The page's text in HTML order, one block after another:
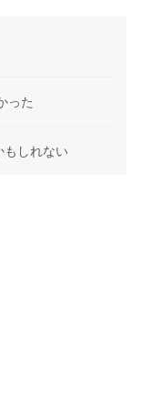
った
もしれない